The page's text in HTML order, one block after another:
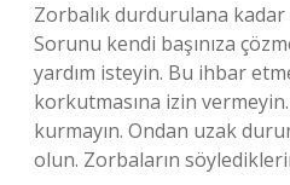
Zorbalık durdurulana kadar
Sorunu kendi başınıza
yardım isteyin. Bu ihbar
korkutmasına izin
kurmayın. Ondan uzak
olun. Zorbaların